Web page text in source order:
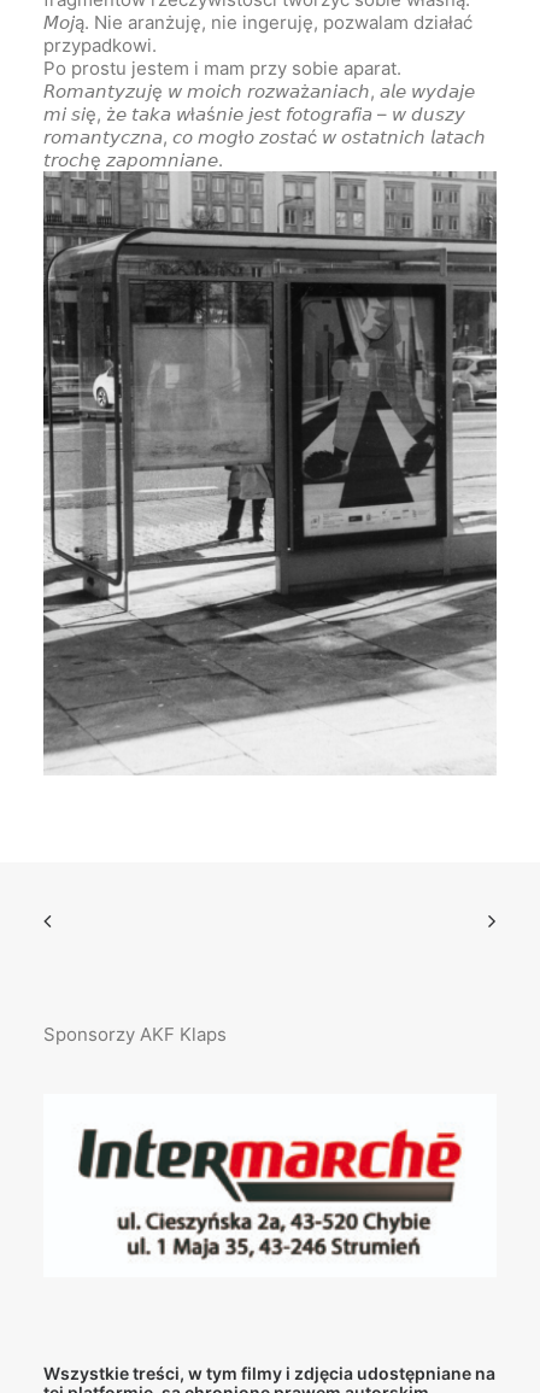
𝘔𝘰𝘫ą. Nie aranżuję, nie ingeruję, pozwalam działać
przypadkowi.
Po prostu jestem i mam przy sobie aparat.
𝘙𝘰𝘮𝘢𝘯𝘵𝘺𝘻𝘶𝘫ę 𝘸 𝘮𝘰𝘪𝘤𝘩 𝘳𝘰𝘻𝘸𝘢ż𝘢𝘯𝘪𝘢𝘤𝘩, 𝘢𝘭𝘦 𝘸𝘺𝘥𝘢𝘫𝘦
𝘮𝘪 𝘴𝘪ę, ż𝘦 𝘵𝘢𝘬𝘢 𝘸ł𝘢ś𝘯𝘪𝘦 𝘫𝘦𝘴𝘵 𝘧𝘰𝘵𝘰𝘨𝘳𝘢𝘧𝘪𝘢 – 𝘸 𝘥𝘶𝘴𝘻𝘺
𝘳𝘰𝘮𝘢𝘯𝘵𝘺𝘤𝘻𝘯𝘢, 𝘤𝘰 𝘮𝘰𝘨ł𝘰 𝘻𝘰𝘴𝘵𝘢ć 𝘸 𝘰𝘴𝘵𝘢𝘵𝘯𝘪𝘤𝘩 𝘭𝘢𝘵𝘢𝘤𝘩
𝘵𝘳𝘰𝘤𝘩ę 𝘻𝘢𝘱𝘰𝘮𝘯𝘪𝘢𝘯𝘦.
Sponsorzy AKF Klaps
Wszystkie treści, w tym filmy i zdjęcia udostępniane na